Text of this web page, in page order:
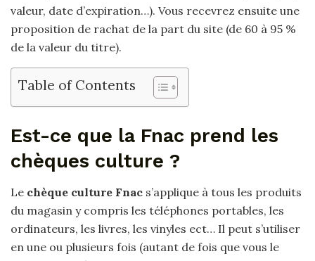
valeur, date d’expiration…). Vous recevrez ensuite une
proposition de rachat de la part du site (de 60 à 95 %
de la valeur du titre).
Table of Contents
Est-ce que la Fnac prend les
chèques culture ?
Le chèque culture Fnac s’applique à tous les produits
du magasin y compris les téléphones portables, les
ordinateurs, les livres, les vinyles ect… Il peut s’utiliser
en une ou plusieurs fois (autant de fois que vous le